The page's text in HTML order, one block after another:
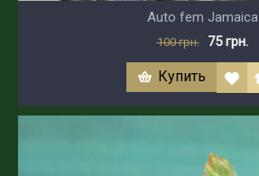
Auto fem Jamaica
100 грн. 75 грн.
Купить